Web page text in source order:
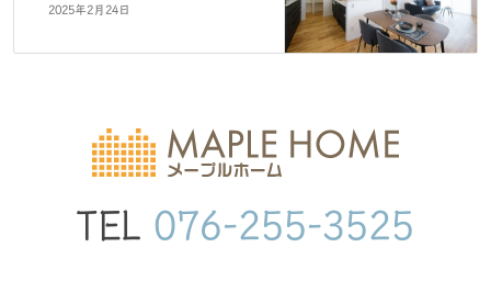
2025年2月24日
TEL 076-255-3525